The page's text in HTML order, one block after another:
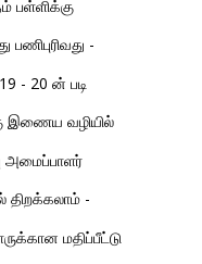
பள்ளிக்கு
-
- 20 ன் படி
இணைய வழியில்
அமைப்பாளர்
திறக்கலாம் -
மதிப்பீட்டு